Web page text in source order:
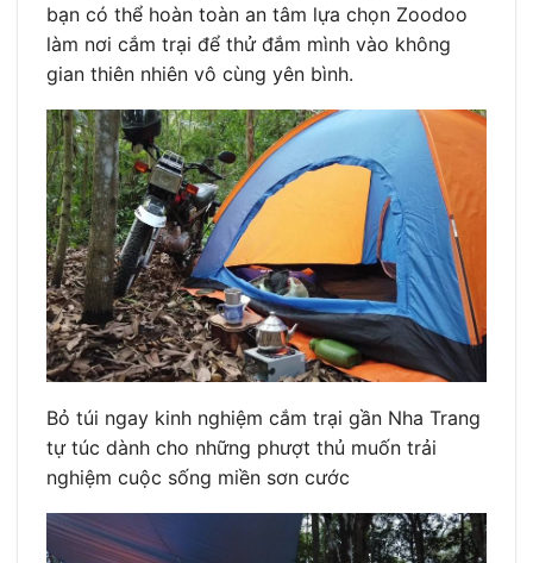
bạn có thể hoàn toàn an tâm lựa chọn Zoodoo
làm nơi cắm trại để thử đắm mình vào không
gian thiên nhiên vô cùng yên bình.
Bỏ túi ngay kinh nghiệm cắm trại gần Nha Trang
tự túc dành cho những phượt thủ muốn trải
nghiệm cuộc sống miền sơn cước